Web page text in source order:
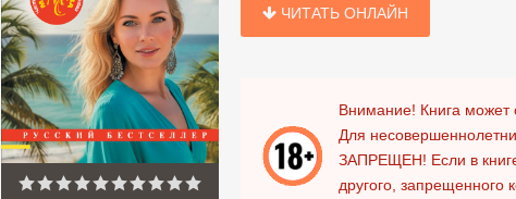
ЧИТАТЬ ОНЛАЙН
Внимание! Книга может
Для
ЗАПРЕЩЕН! Если в
другого, запрещенного